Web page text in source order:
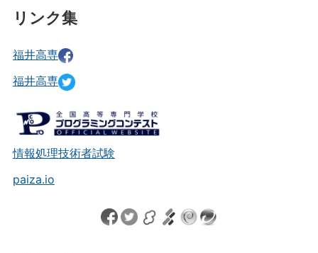
リンク集
福井高専
福井高専
情報処理技術者試験
paiza.io